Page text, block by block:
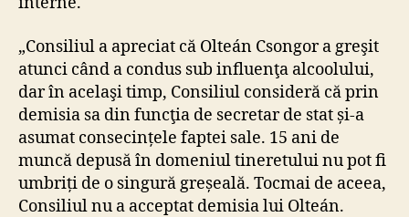
„Consiliul a apreciat că Olteán Csongor a greşit
atunci când a condus sub influenţa alcoolului,
dar în acelaşi timp, Consiliul consideră că prin
demisia sa din funcţia de secretar de stat și-a
asumat consecințele faptei sale. 15 ani de
muncă depusă în domeniul tineretului nu pot fi
umbriți de o singură greșeală. Tocmai de aceea,
Consiliul nu a acceptat demisia lui Olteán.